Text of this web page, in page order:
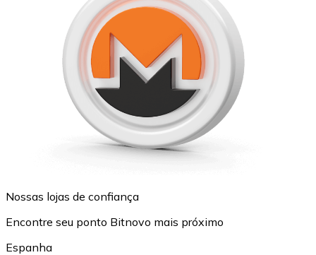
Nossas lojas de confiança
Encontre seu ponto Bitnovo mais próximo
Espanha